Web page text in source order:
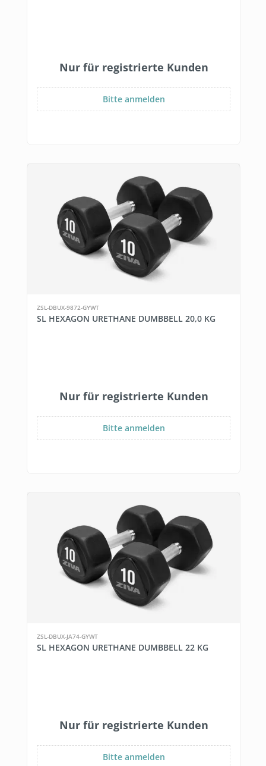
Nur für registrierte Kunden
Bitte anmelden
ZSL-DBUX-9872-GYWT
SL HEXAGON URETHANE DUMBBELL 20,0 KG
Nur für registrierte Kunden
Bitte anmelden
ZSL-DBUX-JA74-GYWT
SL HEXAGON URETHANE DUMBBELL 22 KG
Nur für registrierte Kunden
Bitte anmelden